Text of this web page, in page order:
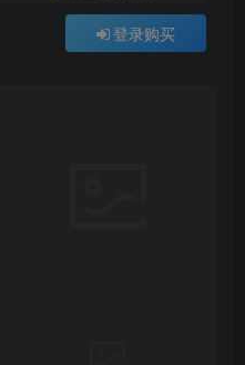
登录购买